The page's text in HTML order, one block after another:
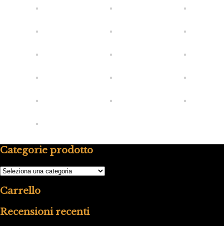
Categorie prodotto
Carrello
Recensioni recenti